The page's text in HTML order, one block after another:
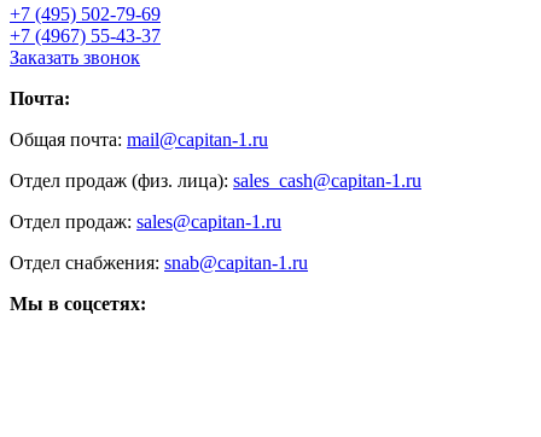
+7 (495) 502-79-69
+7 (4967) 55-43-37
Заказать звонок
Почта:
Общая почта: mail@capitan-1.ru
Отдел продаж (физ. лица): sales_cash@capitan-1.ru
Отдел продаж: sales@capitan-1.ru
Отдел снабжения: snab@capitan-1.ru
Мы в соцсетях: